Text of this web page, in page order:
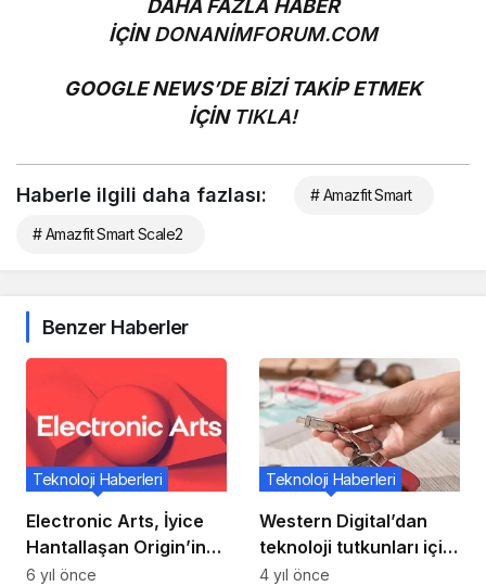
DAHA FAZLA HABER
İÇİNDONANİMFORUM.COM
GOOGLE NEWS’DE BİZİ TAKİP ETMEK
İÇİN TIKLA!
Haberle ilgili daha fazlası: # Amazfit Smart
# Amazfit Smart Scale2
Benzer Haberler
Electronic Arts, İyice
Hantallaşan Origin’in
Fişini Çekiyor: Yeni
Teknoloji Haberleri
6 yıl önce
Western Digital’dan
teknoloji tutkunları için
en iyi hediye
Teknoloji Haberleri
4 yıl önce